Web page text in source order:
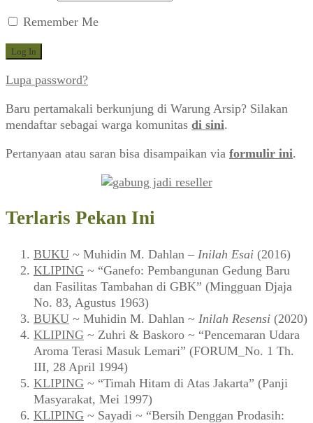
Remember Me
Lupa password?
Baru pertamakali berkunjung di Warung Arsip? Silakan
mendaftar sebagai warga komunitas di sini.
Pertanyaan atau saran bisa disampaikan via formulir ini.
Terlaris Pekan Ini
BUKU ~ Muhidin M. Dahlan – Inilah Esai (2016)
KLIPING ~ “Ganefo: Pembangunan Gedung Baru
dan Fasilitas Tambahan di GBK” (Mingguan Djaja
No. 83, Agustus 1963)
BUKU ~ Muhidin M. Dahlan ~ Inilah Resensi (2020)
KLIPING ~ Zuhri & Baskoro ~ “Pencemaran Udara
Aroma Terasi Masuk Lemari” (FORUM_No. 1 Th.
III, 28 April 1994)
KLIPING ~ “Timah Hitam di Atas Jakarta” (Panji
Masyarakat, Mei 1997)
KLIPING ~ Sayadi ~ “Bersih Denggan Prodasih: